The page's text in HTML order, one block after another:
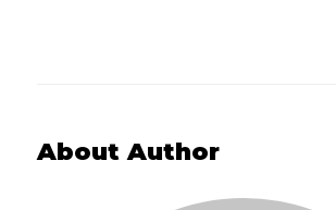
About Author